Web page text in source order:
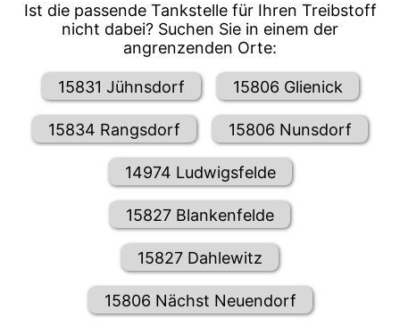
Ist die passende Tankstelle für Ihren Treibstoff
nicht dabei? Suchen Sie in einem der
angrenzenden Orte:
15831 Jühnsdorf 15806 Glienick
15834 Rangsdorf 15806 Nunsdorf
14974 Ludwigsfelde
15827 Blankenfelde
15827 Dahlewitz
15806 Nächst Neuendorf